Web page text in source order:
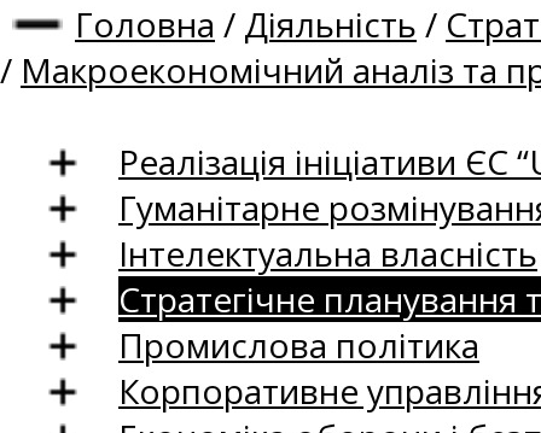
Головна / Діяльність /
/ Макроекономічний аналіз та
Реалізація ініціативи ЄС
Гуманітарне
Інтелектуальна власність
Стратегічне
Промислова політика
Корпоративне